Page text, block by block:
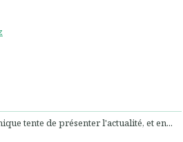
tente de présenter l'actualité, et en...